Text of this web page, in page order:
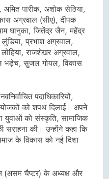
अमित पारीक, अशोक सेठिया,
अग्रवाल (सीए), दीपक
घानुका, जितेंद्र जैन, महेंद्र
प्रभाश अग्रवाल,
लोहिया, राजशेखर अग्रवाल,
भड़ेच, सुजल गोयल, विकास
पदाधिकारियों,
को शपथ दिलाई। अपने
युवाओं को संस्कृति, सामाजिक
सराहना की। उन्होंने कहा कि
के विकास को नई दिशा
(असम चैप्टर) के अध्यक्ष और